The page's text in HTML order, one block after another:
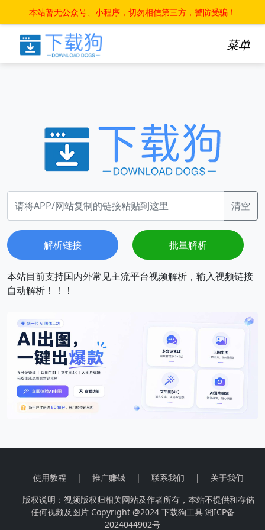
本站暂无公众号、小程序，切勿相信第三方，警防受骗！
菜单
清空
解析链接 批量解析
本站目前支持国内外常见主流平台视频解析，输入视频链接
自动解析！！！
使用教程 | 推广赚钱 | 联系我们 | 关于我们
版权说明：视频版权归相关网站及作者所有，本站不提供和存储
任何视频及图片 Copyright @2024 下载狗工具 湘ICP备
2024044902号